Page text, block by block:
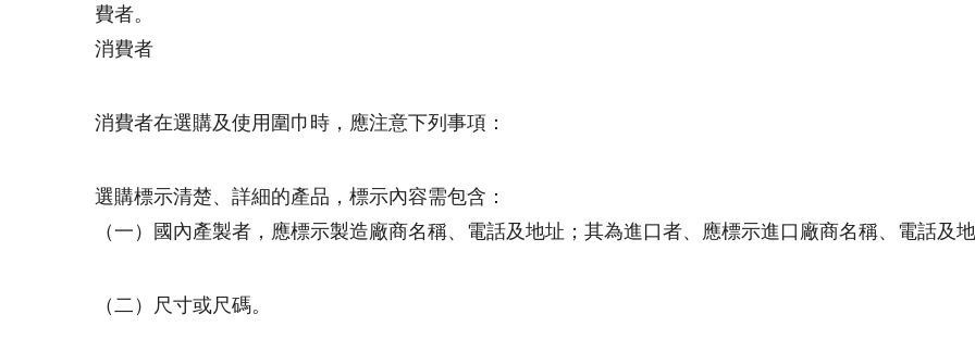
費者。
消費者
消費者在選購及使用圍巾時，應注意下列事項：
選購標示清楚、詳細的產品，標示內容需包含：
（一）國內產製者，應標示製造廠商名稱、電話及地址；其為進口者、應標示進口廠商名稱、電話及
（二）尺寸或尺碼。